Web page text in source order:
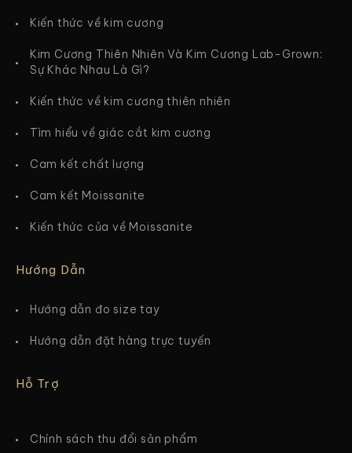
Kiến thức về kim cương
Kim Cương Thiên Nhiên Và Kim Cương Lab-Grown:
Sự Khác Nhau Là Gì?
Kiến thức về kim cương thiên nhiên
Tìm hiểu về giác cắt kim cương
Cam kết chất lượng
Cam kết Moissanite
Kiến thức của về Moissanite
Hướng Dẫn
Hướng dẫn đo size tay
Hướng dẫn đặt hàng trực tuyến
Hỗ Trợ
Chính sách thu đổi sản phẩm